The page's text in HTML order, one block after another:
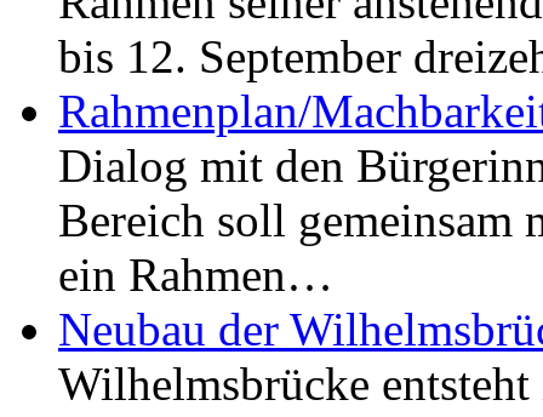
bis 12. September
Rahmenplan/
Dialog mit den
Bereich soll gemeinsam
ein Rahmen…
Neubau der
Wilhelmsbrücke